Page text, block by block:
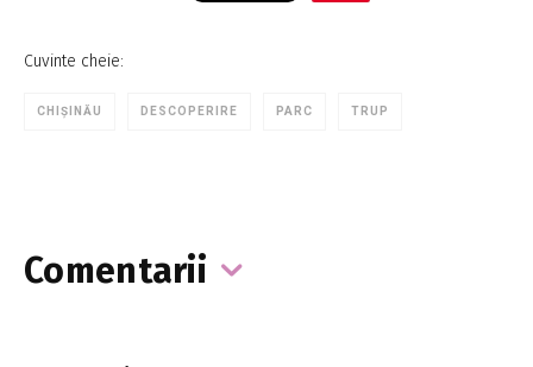
Cuvinte cheie:
CHIȘINĂU DESCOPERIRE PARC TRUP
Comentarii